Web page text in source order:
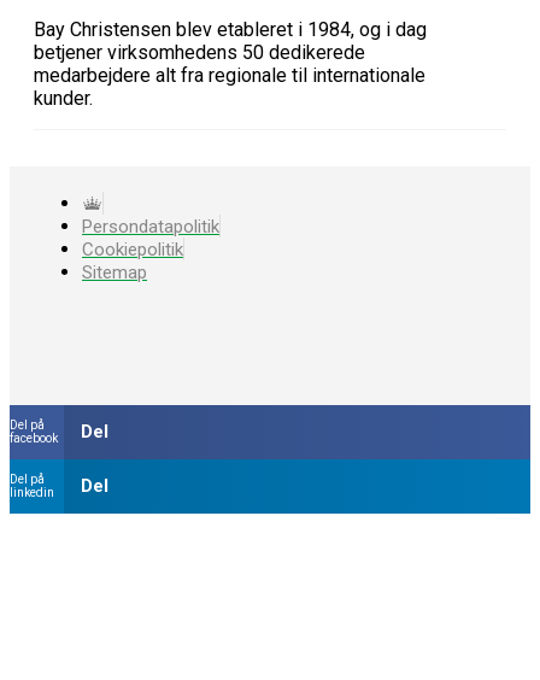
Bay Christensen blev etableret i 1984, og i dag
betjener virksomhedens 50 dedikerede
medarbejdere alt fra regionale til internationale
kunder.
Persondatapolitik
Cookiepolitik
Sitemap
Del på
facebook
Del
Del på
linkedin
Del